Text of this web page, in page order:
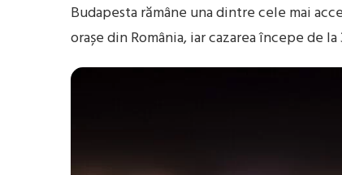
Budapesta rămâne una dintre cele mai
orașe din România, iar cazarea începe de